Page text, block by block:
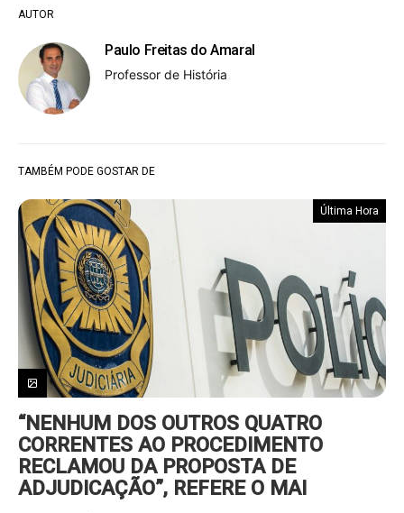
AUTOR
Paulo Freitas do Amaral
Professor de História
TAMBÉM PODE GOSTAR DE
Última Hora
“NENHUM DOS OUTROS QUATRO
CORRENTES AO PROCEDIMENTO
RECLAMOU DA PROPOSTA DE
ADJUDICAÇÃO”, REFERE O MAI